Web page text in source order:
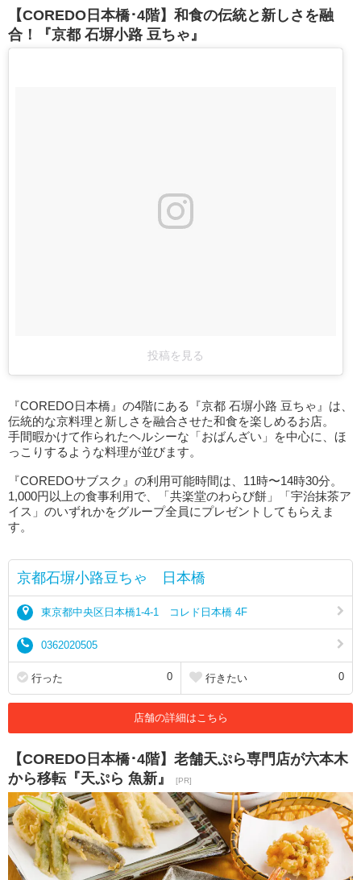
【COREDO日本橋･4階】和食の伝統と新しさを融
合！『京都 石塀小路 豆ちゃ』
投稿を見る
『COREDO日本橋』の4階にある『京都 石塀小路 豆ちゃ』は、
伝統的な京料理と新しさを融合させた和食を楽しめるお店。
手間暇かけて作られたヘルシーな「おばんざい」を中心に、ほ
っこりするような料理が並びます。
『COREDOサブスク』の利用可能時間は、11時〜14時30分。
1,000円以上の食事利用で、「共楽堂のわらび餅」「宇治抹茶ア
イス」のいずれかをグループ全員にプレゼントしてもらえま
す。
京都石塀小路豆ちゃ 日本橋
東京都中央区日本橋1-4-1 コレド日本橋 4F
0362020505
行った 0 行きたい 0
店舗の詳細はこちら
【COREDO日本橋･4階】老舗天ぷら専門店が六本木
から移転『天ぷら 魚新』
[PR]